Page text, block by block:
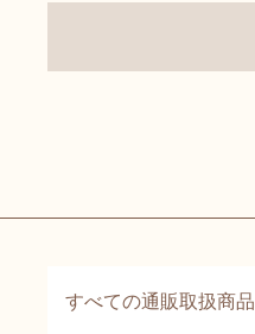
すべての通販取扱商品